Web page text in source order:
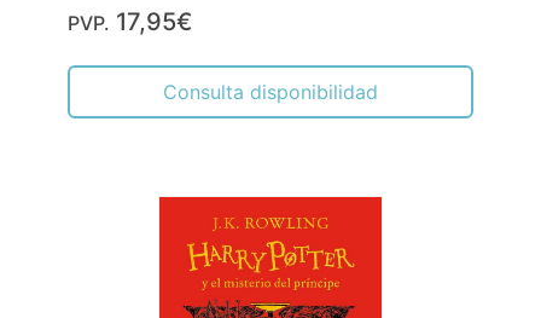
PVP. 17,95€
Consulta disponibilidad